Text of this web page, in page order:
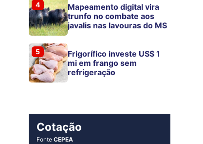
4
Mapeamento digital vira
trunfo no combate aos
javalis nas lavouras do MS
5
Frigorífico investe US$ 1
mi em frango sem
refrigeração
Cotação
FonteCEPEA